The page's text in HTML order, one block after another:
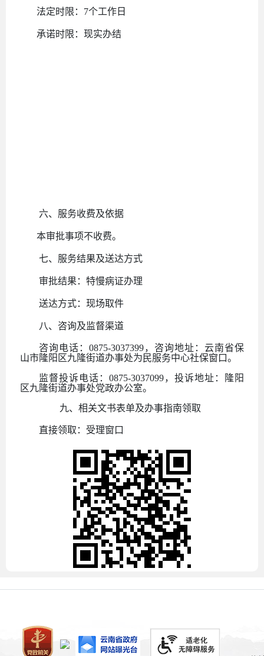
法定时限： 7个工作日
承诺时限： 现实办结
六、服务收费及依据
本审批事项不收费。
七、服务结果及送达方式
审批结果：特慢病证办理
送达方式： 现场取件
八、咨询及监督渠道
咨询电话： 0875-3037399，咨询地址：云南省保
山市隆阳区九隆街道办事处为民服务中心社保窗口。
监督投诉电话： 0875-3037099，投诉地址：隆阳
区九隆街道办事处党政办公室。
九、相关文书表单及办事指南领取
直接领取：受理窗口